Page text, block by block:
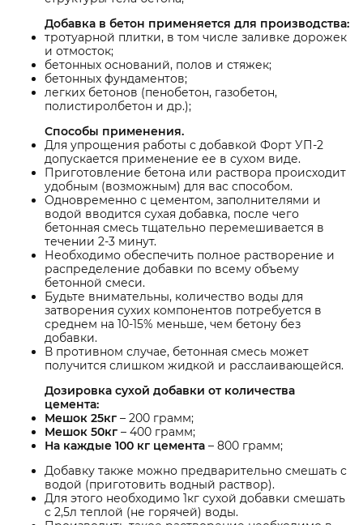
Добавка в бетон применяется для производства:
тротуарной плитки, в том числе заливке дорожек
и отмосток;
бетонных оснований, полов и стяжек;
бетонных фундаментов;
легких бетонов (пенобетон, газобетон,
полистиролбетон и др.);
Способы применения.
Для упрощения работы с добавкой Форт УП-2
допускается применение ее в сухом виде.
Приготовление бетона или раствора происходит
удобным (возможным) для вас способом.
Одновременно с цементом, заполнителями и
водой вводится сухая добавка, после чего
бетонная смесь тщательно перемешивается в
течении 2-3 минут.
Необходимо обеспечить полное растворение и
распределение добавки по всему объему
бетонной смеси.
Будьте внимательны, количество воды для
затворения сухих компонентов потребуется в
среднем на 10-15% меньше, чем бетону без
добавки.
В противном случае, бетонная смесь может
получится слишком жидкой и расслаивающейся.
Дозировка сухой добавки от количества
цемента:
Мешок 25кг – 200 грамм;
Мешок 50кг – 400 грамм;
На каждые 100 кг цемента – 800 грамм;
Добавку также можно предварительно смешать с
водой (приготовить водный раствор).
Для этого необходимо 1кг сухой добавки смешать
с 2,5л теплой (не горячей) воды.